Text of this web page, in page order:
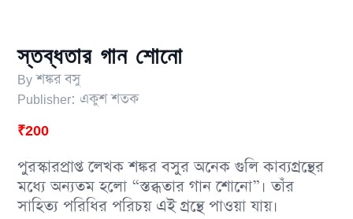
স্তব্ধতার‍ গান শোনো
Byশঙ্কর বসু
Publisher: একুশ শতক
₹200
পুরস্কারপ্রাপ্ত লেখক শঙ্কর বসুর অনেক গুলি কাব্যগ্রন্থের
মধ্যে অন্যতম হলো “স্তব্ধতার‍ গান শোনো”। তাঁর
সাহিত্য পরিধির পরিচয় এই গ্রন্থে পাওয়া যায়।